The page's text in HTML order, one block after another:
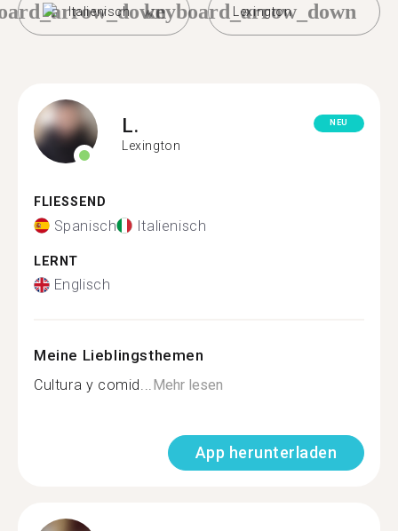
Italienisch Lexington
keyboard_arrow_down
L.
Lexington
NEU
FLIESSEND
Spanisch Italienisch
LERNT
Englisch
Meine Lieblingsthemen
Cultura y comid...Mehr lesen
App herunterladen